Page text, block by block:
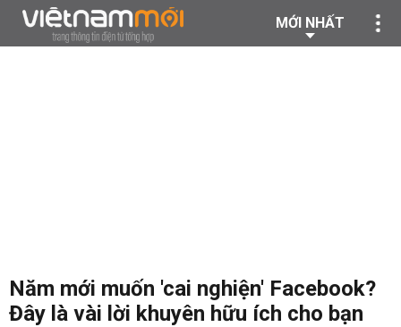
MỚI NHẤT
Năm mới muốn 'cai nghiện' Facebook?
Đây là vài lời khuyên hữu ích cho bạn